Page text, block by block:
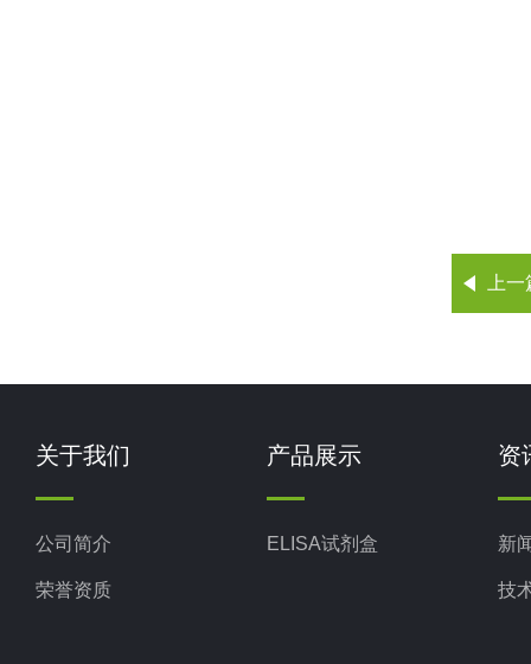
上
关于我们
公司简介
荣誉资质
产品展示
ELISA试剂盒
资
新
技